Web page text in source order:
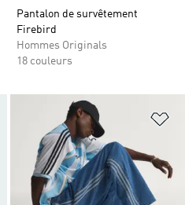
Pantalon de survêtement
Firebird
Hommes Originals
18 couleurs
Ajouter à la Liste de produits